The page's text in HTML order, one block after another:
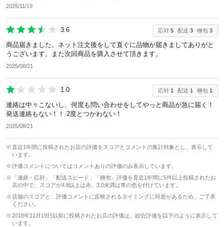
2025/11/19
3.6 応対 5 配送 3 梱包 3
商品届きました。ネット注文後をして直ぐに品物が届きましてありがと
うございます。また次回商品を購入させて頂きます。
2025/08/21
1.0 応対 1 配送 1 梱包 1
連絡は中々こないし、何度も問い合わせをしてやっと商品が急に届く！
発送連絡もない！！ 2度とつかわない！
2025/08/21
直近1年間に投稿されたお店の評価をスコアとコメントの集計対象とし、表示して
います。
評価コメントについてはコメントありの評価のみ表示しています。
「連絡・応対」「配送スピード」「梱包」評価を直近1年間に5件以上投稿されたお
店の中で、スコアが4.8以上は赤、3.0未満は青の色を付けています。
店舗のスコアと、評価コメントに反映されるタイミングに時差があるため、ご了承
ください。
2018年11月19日以前に投稿されたお店の評価は、総合評価を以下のように表示して
います。